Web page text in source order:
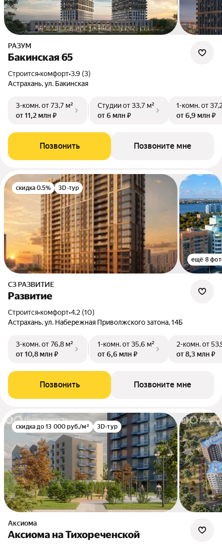
РАЗУМ
Бакинская 65
Строится•комфорт•3.9 (3)
Астрахань, ул. Бакинская
3-комн.от 73,7 м²
от 11,2 млн ₽
Студииот 33,7 м²
от 6 млн ₽
1-комн.от
от 6,9 млн ₽
Позвонить Позвоните мне
скидка 0.5% 3D-тур
ещё 8
СЗ РАЗВИТИЕ
Развитие
Строится•комфорт•4.2 (10)
Астрахань, ул. Набережная Приволжского затона, 14Б
3-комн.от 76,8 м²
от 10,8 млн ₽
1-комн.от 35,6 м²
от 6,6 млн ₽
2-комн.от
от 8,3 млн ₽
Позвонить Позвоните мне
скидка до 13 000 руб./м² 3D-тур
Аксиома
Аксиома на Тихореченской